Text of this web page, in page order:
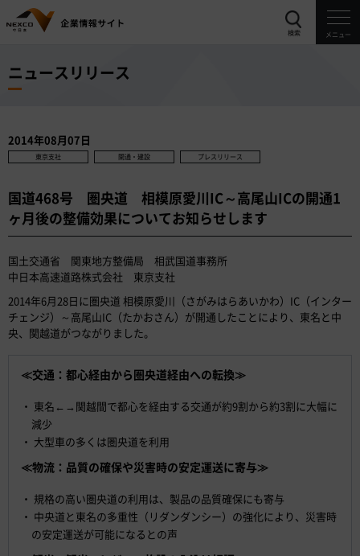
検索 メニュー
ニュースリリース
2014年08月07日
東京支社 開通・建設 プレスリリース
国道468号 圏央道 相模原愛川IC～高尾山ICの開通1
ヶ月後の整備効果についてお知らせします
国土交通省 関東地方整備局 相武国道事務所
中日本高速道路株式会社 東京支社
2014年6月28日に圏央道 相模原愛川（さがみはらあいかわ）IC（インター
チェンジ）～高尾山IC（たかおさん）が開通したことにより、東名と中
央、関越道がつながりました。
≪交通：都心経由から圏央道経由への転換≫
東名←→関越間で都心を経由する交通が約9割から約3割に大幅に
減少
大型車の多くは圏央道を利用
≪物流：品質の確保や災害時の安定運送に寄与≫
規格の高い圏央道の利用は、製品の品質確保にも寄与
中央道と東名の多重性（リダンダンシー）の強化により、災害時
の安定運送が可能になるとの声